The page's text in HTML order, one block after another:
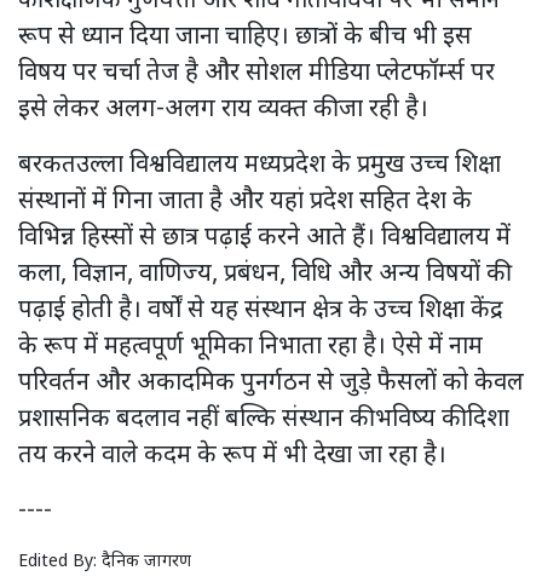
रूप से ध्यान दिया जाना चाहिए। छात्रों के बीच भी इस
विषय पर चर्चा तेज है और सोशल मीडिया प्लेटफॉर्म्स पर
इसे लेकर अलग-अलग राय व्यक्त की जा रही है।
बरकतउल्ला विश्वविद्यालय मध्यप्रदेश के प्रमुख उच्च शिक्षा
संस्थानों में गिना जाता है और यहां प्रदेश सहित देश के
विभिन्न हिस्सों से छात्र पढ़ाई करने आते हैं। विश्वविद्यालय में
कला, विज्ञान, वाणिज्य, प्रबंधन, विधि और अन्य विषयों की
पढ़ाई होती है। वर्षों से यह संस्थान क्षेत्र के उच्च शिक्षा केंद्र
के रूप में महत्वपूर्ण भूमिका निभाता रहा है। ऐसे में नाम
परिवर्तन और अकादमिक पुनर्गठन से जुड़े फैसलों को केवल
प्रशासनिक बदलाव नहीं बल्कि संस्थान की भविष्य की दिशा
तय करने वाले कदम के रूप में भी देखा जा रहा है।
----
Edited By: दैनिक जागरण